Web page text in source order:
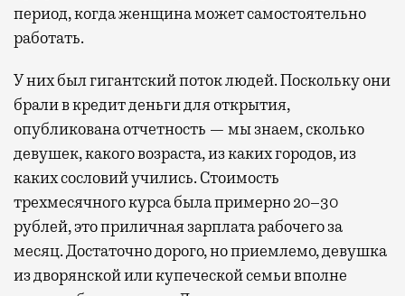
период, когда женщина может самостоятельно
работать.
У них был гигантский поток людей. Поскольку они
брали в кредит деньги для открытия,
опубликована отчетность — мы знаем, сколько
девушек, какого возраста, из каких городов, из
каких сословий учились. Стоимость
трехмесячного курса была примерно 20–30
рублей, это приличная зарплата рабочего за
месяц. Достаточно дорого, но приемлемо, девушка
из дворянской или купеческой семьи вполне